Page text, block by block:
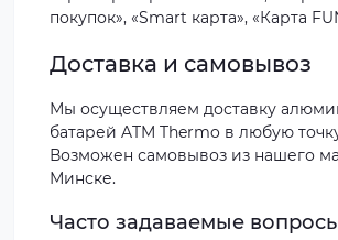
покупок», «Smart карта», «Карта
Доставка и самовывоз
Мы осуществляем доставку
батарей ATM Thermo в любую
Возможен самовывоз из нашего
Минске.
Часто задаваемые